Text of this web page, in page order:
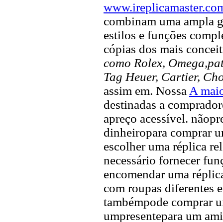
combinam uma ampla
estilos e funções
cópias dos mais
como Rolex,
Tag Heuer, Cartier,
assim em. NossaA
destinadas a
apreço acessível.
dinheiropara comprar
escolher uma réplica
necessário fornecer
encomendar uma
com roupas diferentes
tambémpode comprar
umpresentepara um